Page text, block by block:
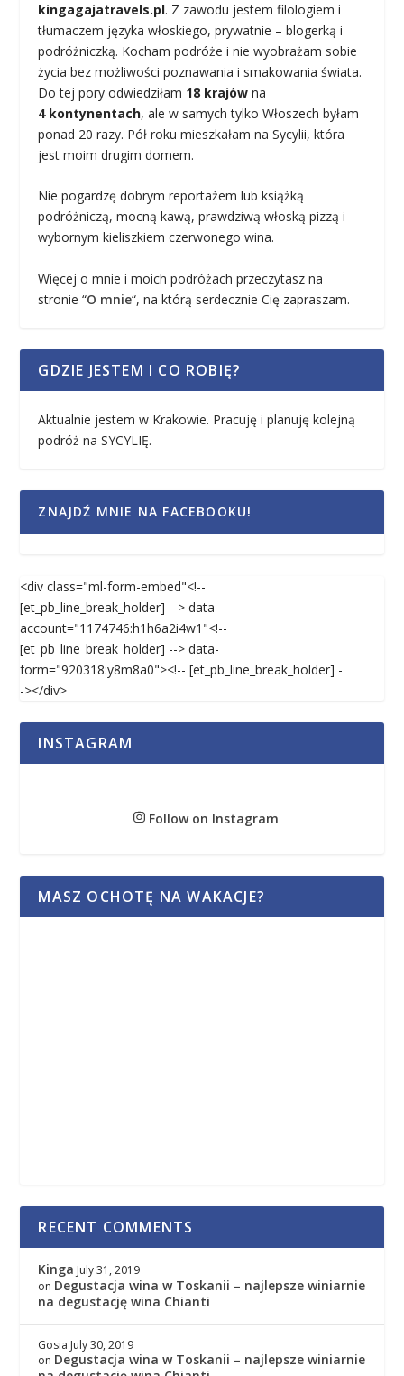
kingagajatravels.pl. Z zawodu jestem filologiem i
tłumaczem języka włoskiego, prywatnie – blogerką i
podróżniczką. Kocham podróże i nie wyobrażam sobie
życia bez możliwości poznawania i smakowania świata.
Do tej pory odwiedziłam 18 krajów na
4 kontynentach, ale w samych tylko Włoszech byłam
ponad 20 razy. Pół roku mieszkałam na Sycylii, która
jest moim drugim domem.
Nie pogardzę dobrym reportażem lub książką
podróżniczą, mocną kawą, prawdziwą włoską pizzą i
wybornym kieliszkiem czerwonego wina.
Więcej o mnie i moich podróżach przeczytasz na
stronie “O mnie“, na którą serdecznie Cię zapraszam.
GDZIE JESTEM I CO ROBIĘ?
Aktualnie jestem w Krakowie. Pracuję i planuję kolejną
podróż na SYCYLIĘ.
ZNAJDŹ MNIE NA FACEBOOKU!
<div class="ml-form-embed"<!--
[et_pb_line_break_holder] --> data-
account="1174746:h1h6a2i4w1"<!--
[et_pb_line_break_holder] --> data-
form="920318:y8m8a0"><!-- [et_pb_line_break_holder] -
-></div>
INSTAGRAM
Follow on Instagram
MASZ OCHOTĘ NA WAKACJE?
RECENT COMMENTS
Kinga July 31, 2019
on Degustacja wina w Toskanii – najlepsze winiarnie
na degustację wina Chianti
Gosia July 30, 2019
on Degustacja wina w Toskanii – najlepsze winiarnie